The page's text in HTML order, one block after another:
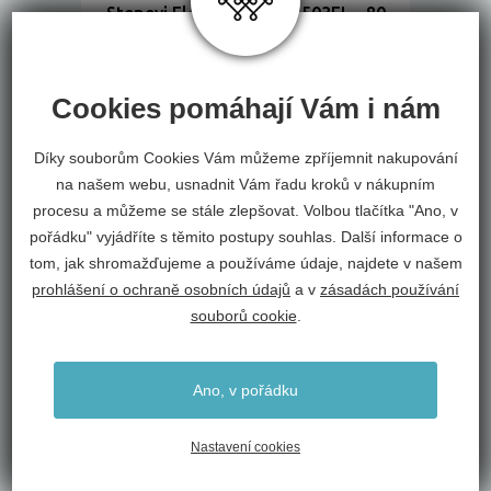
Stepevi Elements Linen 503EL - 80
Stepevi
10 253 Kč
SKLADEM
Cookies pomáhají Vám i nám
Díky souborům Cookies Vám můžeme zpříjemnit nakupování
na našem webu, usnadnit Vám řadu kroků v nákupním
procesu a můžeme se stále zlepšovat. Volbou tlačítka "Ano, v
pořádku" vyjádříte s těmito postupy souhlas. Další informace o
tom, jak shromažďujeme a používáme údaje, najdete v našem
prohlášení o ochraně osobních údajů a v zásadách používání
souborů cookie.
Ano, v pořádku
Nastavení cookies